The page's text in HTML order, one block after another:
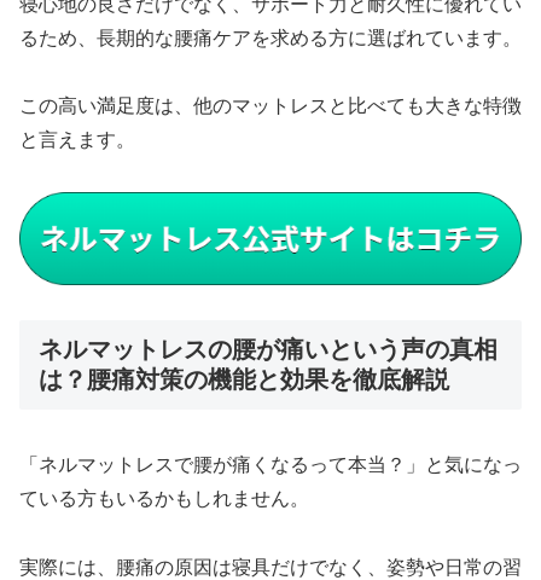
るため、長期的な腰痛ケアを求める方に選ばれています。
この高い満足度は、他のマットレスと比べても大きな特徴
と言えます。
ネルマットレスの腰が痛いという声の真相
は？腰痛対策の機能と効果を徹底解説
「ネルマットレスで腰が痛くなるって本当？」と気になっ
ている方もいるかもしれません。
実際には、腰痛の原因は寝具だけでなく、姿勢や日常の習